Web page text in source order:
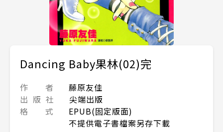
Dancing Baby果林(02)完
作 者
藤原友佳
出 版 社
尖端出版
格 式
EPUB(固定版面)
不提供電子書檔案另存下載